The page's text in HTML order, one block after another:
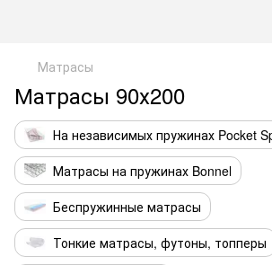
Матрасы
Матрасы 90х200
На независимых пружинах Pocket
Матрасы на пружинах Bonnel
Беспружинные матрасы
Тонкие матрасы, футоны, топперы